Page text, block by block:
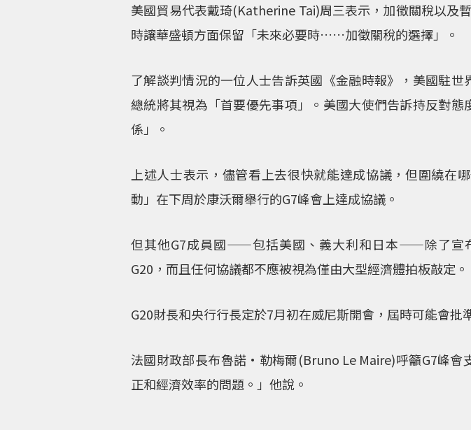
美國貿易代表戴琦(Katherine Tai)周三表示，加徵關稅以及
時讓華盛頓方面保留「未來必要時……加徵關稅的選擇」。
了解談判情況的一位人士告訴英國《金融時報》，美國駐
總統將其視為「首要優先事項」。美國大使們告訴持反對
係」。
上述人士表示，儘管看上去很快就能達成協議，但圍繞在
動」在下周於康沃爾舉行的G7峰會上達成協議。
但其他G7成員國——包括美國、義大利和日本——除了宣
G20，而且任何協議都不應被視為僅由大型經濟體拍板敲定。
G20財長和央行行長定於7月初在威尼斯開會，屆時可能會批
法國財政部長布魯諾•勒梅爾(Bruno Le Maire)呼籲G7峰
正和經濟效率的問題。」他說。